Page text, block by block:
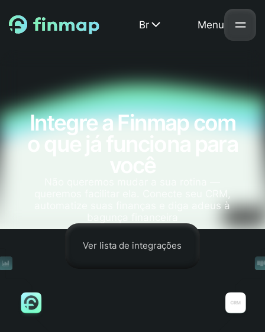
Menu
Br
Integre a Finmap com
o que já funciona para
queremos facilitar ela. Conecte seu CRM,
automatize suas finanças e diga adeus à
Ver lista de integrações